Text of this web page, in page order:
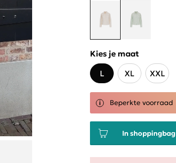
Kies je maat
L
XL XXL
Beperkte voorraad
In shoppingbag